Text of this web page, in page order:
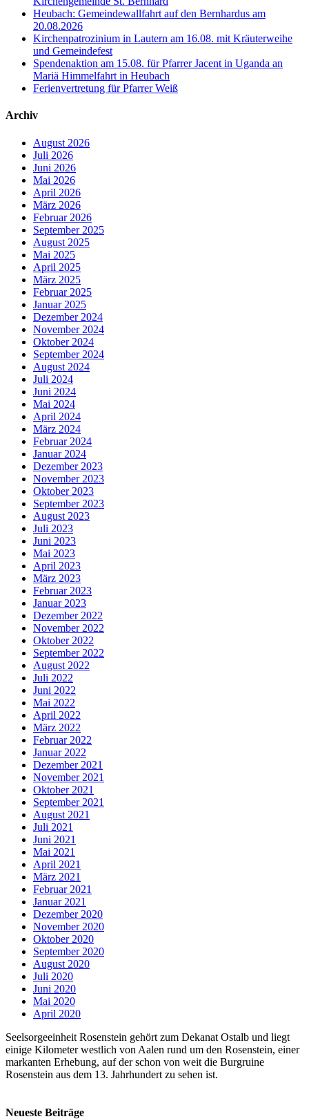
Heubach: Gemeindewallfahrt auf den Bernhardus am
20.08.2026
Kirchenpatrozinium in Lautern am 16.08. mit Kräuterweihe
und Gemeindefest
Spendenaktion am 15.08. für Pfarrer Jacent in Uganda an
Mariä Himmelfahrt in Heubach
Ferienvertretung für Pfarrer Weiß
Archiv
August 2026
Juli 2026
Juni 2026
Mai 2026
April 2026
März 2026
Februar 2026
September 2025
August 2025
Mai 2025
April 2025
März 2025
Februar 2025
Januar 2025
Dezember 2024
November 2024
Oktober 2024
September 2024
August 2024
Juli 2024
Juni 2024
Mai 2024
April 2024
März 2024
Februar 2024
Januar 2024
Dezember 2023
November 2023
Oktober 2023
September 2023
August 2023
Juli 2023
Juni 2023
Mai 2023
April 2023
März 2023
Februar 2023
Januar 2023
Dezember 2022
November 2022
Oktober 2022
September 2022
August 2022
Juli 2022
Juni 2022
Mai 2022
April 2022
März 2022
Februar 2022
Januar 2022
Dezember 2021
November 2021
Oktober 2021
September 2021
August 2021
Juli 2021
Juni 2021
Mai 2021
April 2021
März 2021
Februar 2021
Januar 2021
Dezember 2020
November 2020
Oktober 2020
September 2020
August 2020
Juli 2020
Juni 2020
Mai 2020
April 2020
Seelsorgeeinheit Rosenstein gehört zum Dekanat Ostalb und liegt
einige Kilometer westlich von Aalen rund um den Rosenstein, einer
markanten Erhebung, auf der schon von weit die Burgruine
Rosenstein aus dem 13. Jahrhundert zu sehen ist.
Neueste Beiträge